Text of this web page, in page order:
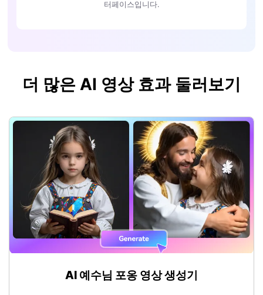
터페이스입니다.
더 많은 AI 영상 효과 둘러보기
AI 예수님 포옹 영상 생성기